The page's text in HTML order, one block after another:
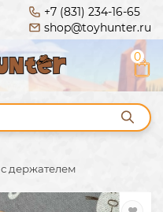
+7 (831) 234-16-65
shop@toyhunter.ru
0
держателем